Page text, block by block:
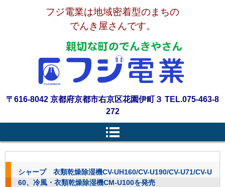
フジ電業は地域密着型のまちの
でんき屋さんです。
〒616-8042 京都府京都市右京区花園伊町３ TEL.075-463-8
272
シャープ 衣類乾燥除湿機CV-UH160/CV-U190/CV-U71/CV-U
60、冷風・衣類乾燥除湿機CM-U100を発売